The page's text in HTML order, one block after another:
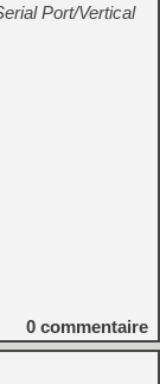
Port/Vertical
0 commentaire